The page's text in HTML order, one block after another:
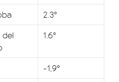
2.3°
1.6°
-1,9°